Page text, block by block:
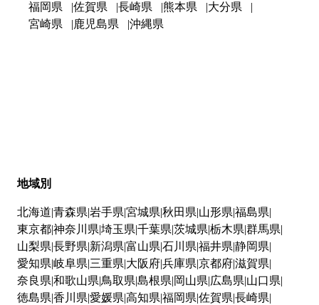
福岡県 佐賀県 長崎県 熊本県
大分県
宮崎県
鹿児島県 沖縄県
地域別
北海道 青森県 岩手県 宮城県 秋田県 山形県 福島県
東京都神奈川県 埼玉県 千葉県 茨城県 栃木県 群馬県
山梨県 長野県 新潟県 富山県 石川県 福井県 静岡県
愛知県 岐阜県 三重県 大阪府兵庫県 京都府滋賀県
奈良県 和歌山県 鳥取県 島根県 岡山県 広島県 山口県
徳島県 香川県 愛媛県 高知県 福岡県 佐賀県 長崎県